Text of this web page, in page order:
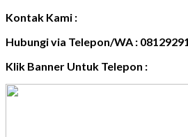
Kontak Kami :
Hubungi via Telepon/WA :
Klik Banner Untuk Telepon :